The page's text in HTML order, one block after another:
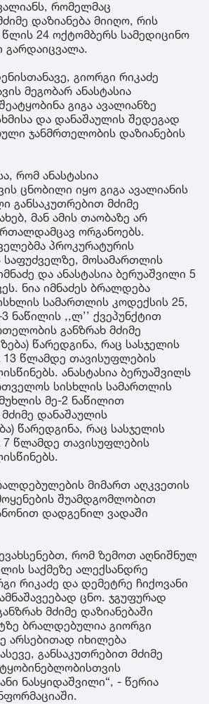
რომელმაც
დაზიანება მიიღო, რის
24 ოქტომბერს სამედიცინო
გარდაიცვალა.
გიორგი რიკაძე
მეგობარ ანასტასია
გიგა ავალიანზე
და დანაშაულის შედეგად
ჯანმრთელობის დაზიანების
რომ ანასტასია
ცნობილი იყო გიგა ავალიანის
განსაკუთრებით მძიმე
მან ამის თაობაზე არ
ორგანოებს.
პროკურატურის
მოსამართლის
და ანასტასია ბერუაშვილი 5
ნია იმნაძეს ბრალდება
სამართლის კოდექსის 25,
ნაწილის ,,ლ’’ ქვეპუნქტით
განზრახ მძიმე
წარედგინა, რაც სასჯელის
წლამდე თავისუფლების
ანასტასია ბერუაშვილს
სისხლის სამართლის
მე-2 ნაწილით
დანაშაულის
წარედგინა, რაც სასჯელის
წლამდე თავისუფლების
მიმართ აღკვეთის
შუამდგომლობით
დადგენილ ვადაში
რომ ზემოთ აღნიშნულ
საქმეზე ალექსანდრე
რიკაძე და დემეტრე ჩიქოვანი
ცნო. ჯგუფურად
მძიმე დაზიანებაში
ბრალდებულია გიორგი
არსებითად იხილება
განსაკუთრებით მძიმე
ნასყიდაშვილი“, - წერია